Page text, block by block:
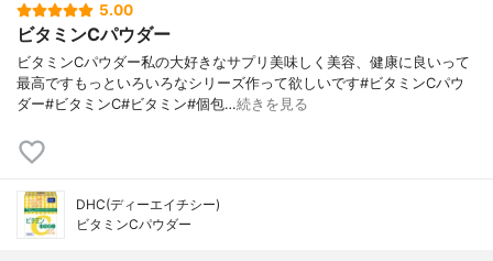
5.00
ビタミンCパウダー
ビタミンCパウダー私の大好きなサプリ美味しく美容、健康に良いって
最高ですもっといろいろなシリーズ作って欲しいです#ビタミンCパウ
ダー#ビタミンC#ビタミン#個包…続きを見る
DHC(ディーエイチシー)
ビタミンCパウダー